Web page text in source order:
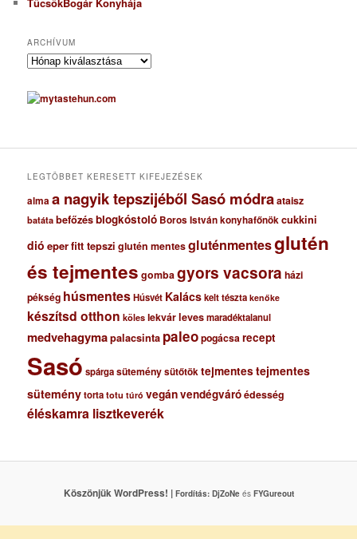
ARCHÍVUM
A
c
h
u
LEGTÖBBET KERESETT KIFEJEZÉSEK
almaa nagyik tepszijéből Sasó módraataisz
batáta befőzésblogkóstoló Boros István konyhafőnökcukkini
dió eperfitt tepszi glutén mentesgluténmentesglutén
és tejmentes gombagyors vacsora házi
pékség húsmentesHúsvét Kalácskelt tészta kenőke
készítsd otthon köles lekvárlevesmaradéktalanul
medvehagymapalacsinta paleopogácsa recept
Sasó spárgasüteménysütőtöktejmentestejmentes
süteménytorta totu túró vegánvendégváróédesség
éléskamra lisztkeverék
Köszönjük WordPress! | Fordítás: DjZoNeés FYGureout